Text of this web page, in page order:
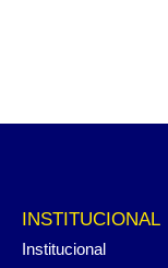
INSTITUCIONAL
Institucional